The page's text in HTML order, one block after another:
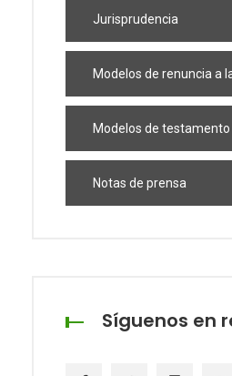
Jurisprudencia
Modelos de renuncia a
Modelos de testamento
Notas de prensa
Síguenos en